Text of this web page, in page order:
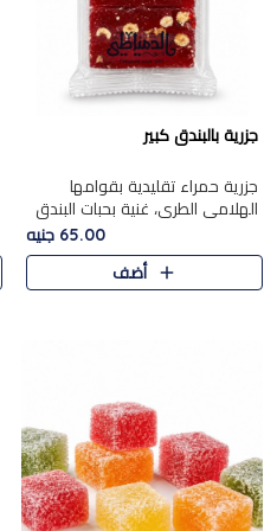
جزرية بالبندق كبير
جزرية حمراء تقليدية بقوامها
الهلامي الطري، غنية بحبات البندق
الفاخرة التي تضيف قرمشة راقية
إلى قوامها الناعم، لتقدم مزيجًا
متوازنًا من النكه..
65.00 جنيه
أضف